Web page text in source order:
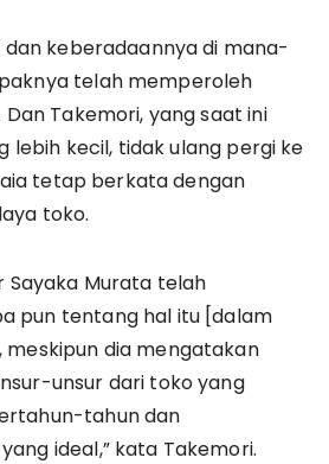
dan keberadaannya di mana-
telah memperoleh
Takemori, yang saat ini
lebih kecil, tidak ulang pergi ke
tetap berkata dengan
toko.
Sayaka Murata telah
pun tentang hal itu [dalam
meskipun dia mengatakan
unsur dari toko yang
tahun dan
ideal,” kata Takemori.